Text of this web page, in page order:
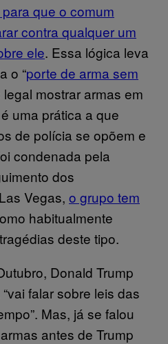
que o comum
contra qualquer um
ele. Essa lógica leva
o “porte de arma sem
legal mostrar armas em
uma prática a que
de polícia se opõem e
condenada pela
dos
Vegas, o grupo tem
habitualmente
deste tipo.
Donald Trump
falar sobre leis das
Mas, já se falou
antes de Trump